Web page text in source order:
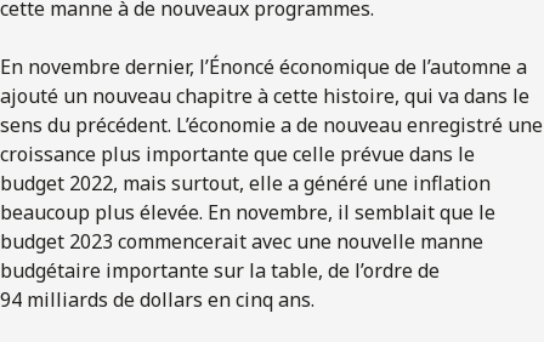
cette manne à de nouveaux programmes.
En novembre dernier, l’Énoncé économique de l’automne a
ajouté un nouveau chapitre à cette histoire, qui va dans le
sens du précédent. L’économie a de nouveau enregistré une
croissance plus importante que celle prévue dans le
budget 2022, mais surtout, elle a généré une inflation
beaucoup plus élevée. En novembre, il semblait que le
budget 2023 commencerait avec une nouvelle manne
budgétaire importante sur la table, de l’ordre de
94 milliards de dollars en cinq ans.